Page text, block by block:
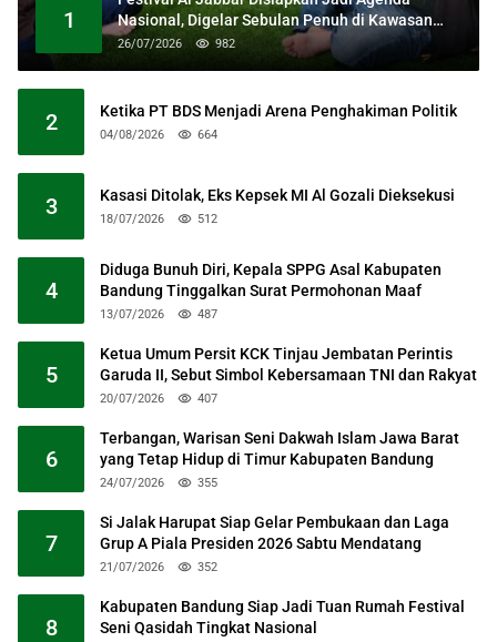
1
Nasional, Digelar Sebulan Penuh di Kawasan
Masjid Raya Al Jabbar
26/07/2026 982
2 Ketika PT BDS Menjadi Arena Penghakiman Politik
04/08/2026 664
3 Kasasi Ditolak, Eks Kepsek MI Al Gozali Dieksekusi
18/07/2026 512
4
Diduga Bunuh Diri, Kepala SPPG Asal Kabupaten
Bandung Tinggalkan Surat Permohonan Maaf
13/07/2026 487
5
Ketua Umum Persit KCK Tinjau Jembatan Perintis
Garuda II, Sebut Simbol Kebersamaan TNI dan Rakyat
20/07/2026 407
6
Terbangan, Warisan Seni Dakwah Islam Jawa Barat
yang Tetap Hidup di Timur Kabupaten Bandung
24/07/2026 355
7
Si Jalak Harupat Siap Gelar Pembukaan dan Laga
Grup A Piala Presiden 2026 Sabtu Mendatang
21/07/2026 352
8
Kabupaten Bandung Siap Jadi Tuan Rumah Festival
Seni Qasidah Tingkat Nasional